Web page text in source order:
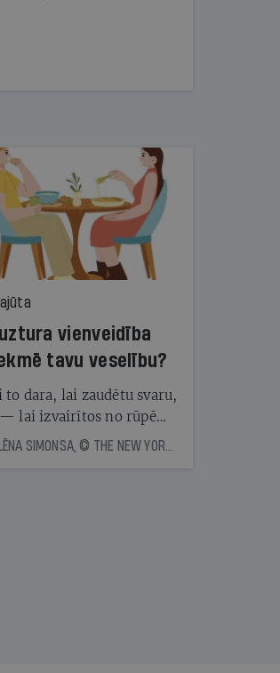
uztura vienveidība
tavu veselību?
to dara, lai zaudētu svaru,
lai izvairītos no rūpēm,
ar ēdienreižu